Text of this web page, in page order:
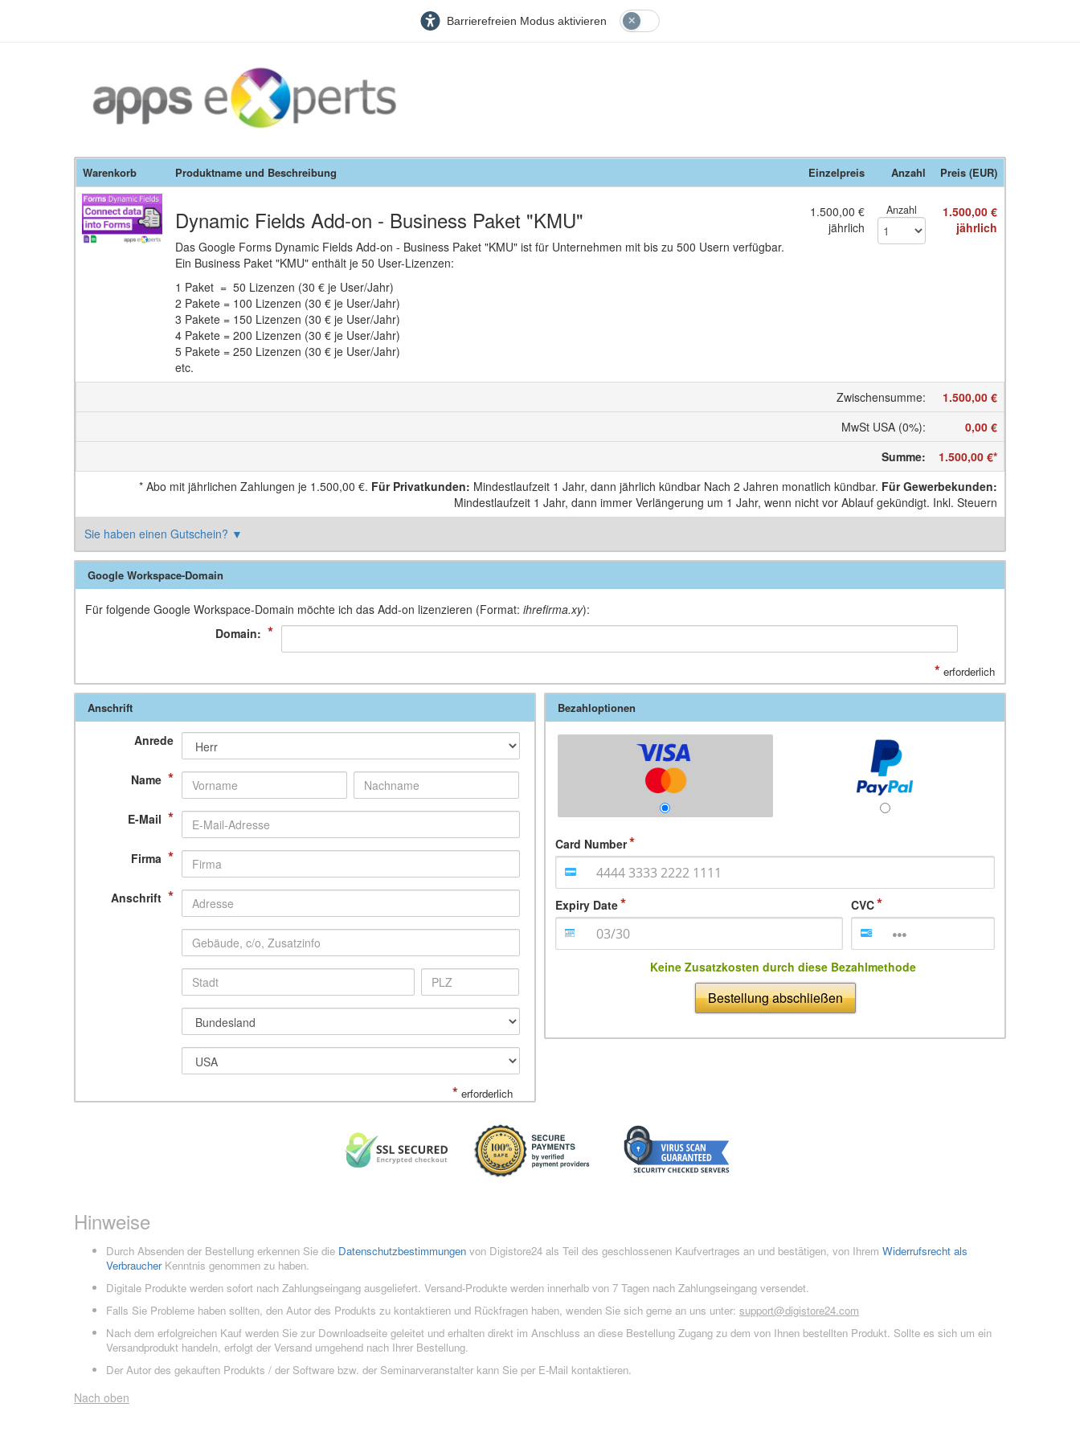
Barrierefreien Modus aktivieren
Warenkorb Produktname und Beschreibung Einzelpreis Anzahl Preis (EUR)
Dynamic Fields Add-on - Business Paket "KMU"
Das Google Forms Dynamic Fields Add-on - Business Paket "KMU" ist für Unternehmen mit bis zu 500 Usern verfügbar.
Ein Business Paket "KMU" enthält je 50 User-Lizenzen:
1 Paket = 50 Lizenzen (30 € je User/Jahr)
2 Pakete = 100 Lizenzen (30 € je User/Jahr)
3 Pakete = 150 Lizenzen (30 € je User/Jahr)
4 Pakete = 200 Lizenzen (30 € je User/Jahr)
5 Pakete = 250 Lizenzen (30 € je User/Jahr)
etc.
1.500,00 €
jährlich
Anzahl
1.500,00 €
jährlich
Zwischensumme:
1.500,00 €
MwSt USA (0%):
0,00 €
Summe: 1.500,00 €*
* Abo mit jährlichen Zahlungen je 1.500,00 €. Für Privatkunden: Mindestlaufzeit 1 Jahr, dann jährlich kündbar Nach 2 Jahren monatlich kündbar. Für Gewerbe­kunden:
Mindestlaufzeit 1 Jahr, dann immer Verlängerung um 1 Jahr, wenn nicht vor Ablauf gekündigt. Inkl. Steuern
Sie haben einen Gutschein? ▼
Google Workspace-Domain
Für folgende Google Workspace-Domain möchte ich das Add-on lizenzieren (Format: ihrefirma.xy):
Domain: *
* erforderlich
Anschrift
Anrede
Name *
E-Mail *
Firma *
Anschrift *
* erforderlich
Bezahloptionen
Card Number
Expiry Date CVC
Keine Zusatzkosten durch diese Bezahlmethode
Bestellung abschließen
Hinweise
Durch Absenden der Bestellung erkennen Sie die Datenschutzbestimmungen von Digistore24 als Teil des geschlossenen Kaufvertrages an und bestätigen, von Ihrem Widerrufsrecht als
VerbraucherKenntnis genommen zu haben.
Digitale Produkte werden sofort nach Zahlungseingang ausgeliefert. Versand-Produkte werden innerhalb von 7 Tagen nach Zahlungseingang versendet.
Falls Sie Probleme haben sollten, den Autor des Produkts zu kontaktieren und Rückfragen haben, wenden Sie sich gerne an uns unter: support@digistore24.com
Nach dem erfolgreichen Kauf werden Sie zur Downloadseite geleitet und erhalten direkt im Anschluss an diese Bestellung Zugang zu dem von Ihnen bestellten Produkt. Sollte es sich um ein
Versandprodukt handeln, erfolgt der Versand umgehend nach Ihrer Bestellung.
Der Autor des gekauften Produkts / der Software bzw. der Seminarveranstalter kann Sie per E-Mail kontaktieren.
Nach oben